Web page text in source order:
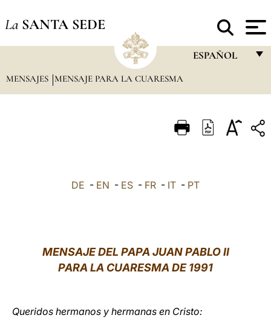
La SANTA SEDE
ESPAÑOL
ITALIANO
中文
MENSAJES MENSAJE PARA LA CUARESMA
DE - EN - ES - FR - IT - PT
MENSAJE DEL PAPA JUAN PABLO II
PARA LA CUARESMA DE 1991
Queridos hermanos y hermanas en Cristo: